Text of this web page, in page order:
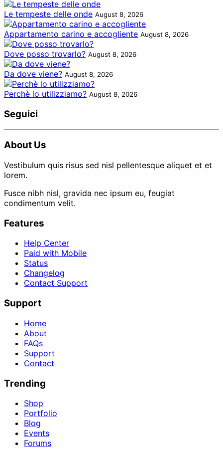
Le tempeste delle onde August 8, 2026
Appartamento carino e accogliente August 8, 2026
Dove posso trovarlo? August 8, 2026
Da dove viene? August 8, 2026
Perchè lo utilizziamo? August 8, 2026
Seguici
About Us
Vestibulum quis risus sed nisl pellentesque aliquet et et
lorem.
Fusce nibh nisl, gravida nec ipsum eu, feugiat
condimentum velit.
Features
Help Center
Paid with Mobile
Status
Changelog
Contact Support
Support
Home
About
FAQs
Support
Contact
Trending
Shop
Portfolio
Blog
Events
Forums